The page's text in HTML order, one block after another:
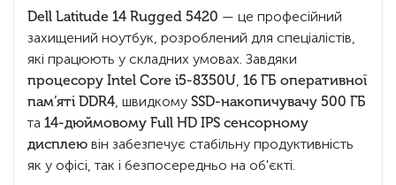
Dell Latitude 14 Rugged 5420 — це професійний
захищений ноутбук, розроблений для спеціалістів,
які працюють у складних умовах. Завдяки
процесору Intel Core i5-8350U 16 ГБ оперативної
пам’яті DDR4 , швидкому SSD-накопичувачу 500 ГБ
та 14-дюймовому Full HD IPS сенсорному
дисплею він забезпечує стабільну продуктивність
як у офісі, так і безпосередньо на об'єкті.